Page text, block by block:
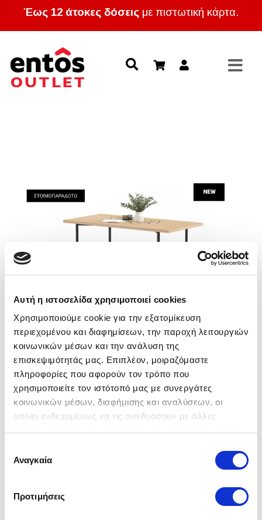
Αυτή η ιστοσελίδα χρησιμοποιεί cookies
Χρησιμοποιούμε cookie για την εξατομίκευση
περιεχομένου και διαφημίσεων, την παροχή λειτουργιών
κοινωνικών μέσων και την ανάλυση της
επισκεψιμότητάς μας. Επιπλέον, μοιραζόμαστε
πληροφορίες που αφορούν τον τρόπο που
χρησιμοποιείτε τον ιστότοπό μας με συνεργάτες
κοινωνικών μέσων, διαφήμισης και αναλύσεων, οι
οποίοι ενδεχομένως να τις συνδυάσουν με άλλες
των υπηρεσιών τους.
συγκατάθεσης
Αναγκαία
Προτιμήσεις
Έως 12 άτοκες δόσεις με πιστωτική κάρτα.
Kent
379,00 €
Διαθεσιμότητα: Ετοιμοπαράδοτο
Ποσότητα:
είναι μελαμίνη σε απόχρωση δρυς με μαύρη
Διαστάσεις: 180x90x75 cm